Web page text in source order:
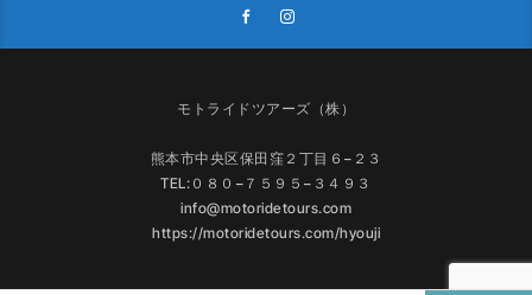
モトライドツアーズ（株）
熊本市中央区保田窪２丁目６−２３
TEL:０８０−７５９５−３４９３
info@motoridetours.com
https://motoridetours.com/hyouji